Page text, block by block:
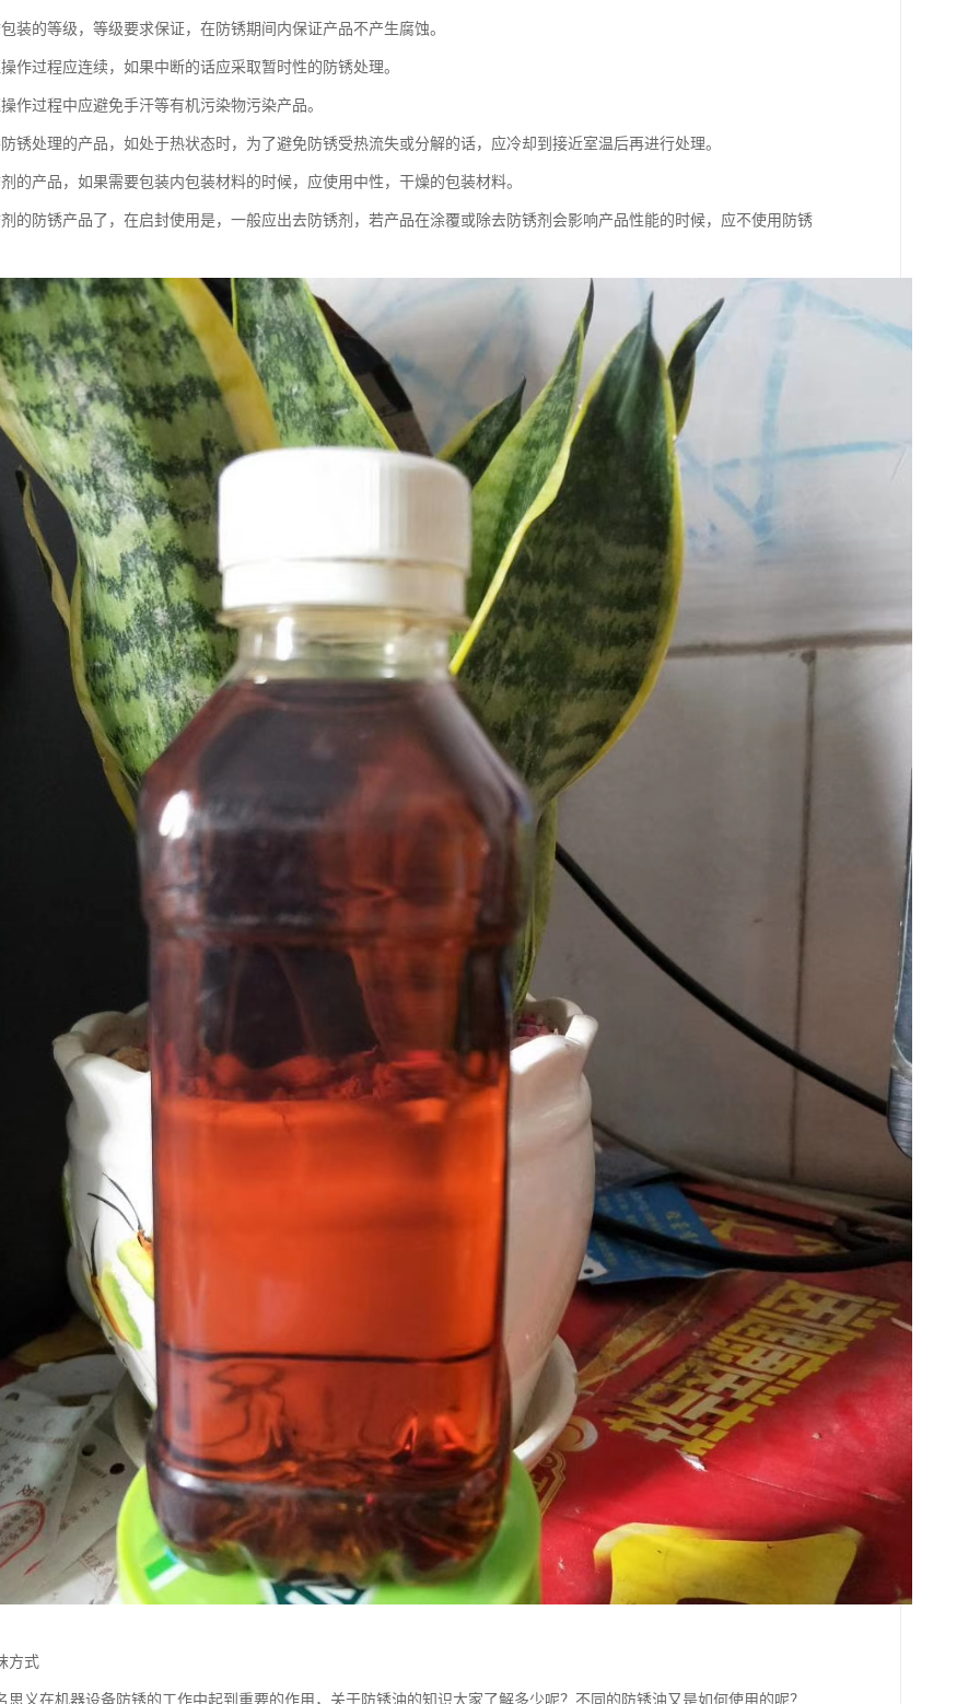
装的等级，等级要求保证，在防锈期间内保证产品不产生腐蚀。
作过程应连续，如果中断的话应采取暂时性的防锈处理。
作过程中应避免手汗等有机污染物污染产品。
锈处理的产品，如处于热状态时，为了避免防锈受热流失或分解的话，应冷却到接近室温后再进行处理。
的产品，如果需要包装内包装材料的时候，应使用中性，干燥的包装材料。
的防锈产品了，在启封使用是，一般应出去防锈剂，若产品在涂覆或除去防锈剂会影响产品性能的时候，应不使用防锈
方式
思义在机器设备防锈的工作中起到重要的作用，关于防锈油的知识大家了解多少呢？不同的防锈油又是如何使用的呢？